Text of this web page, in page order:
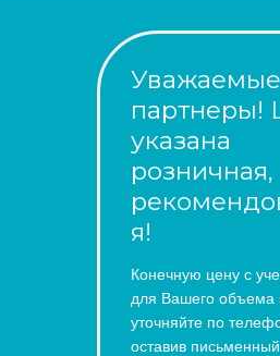
Уважаемые
партнеры!
указана
розничная,
я!
Конечную цену с
для Вашего объема
уточняйте по
оставив